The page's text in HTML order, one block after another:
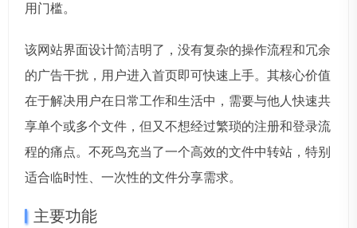
用门槛。
该网站界面设计简洁明了，没有复杂的操作流程和冗余
的广告干扰，用户进入首页即可快速上手。其核心价值
在于解决用户在日常工作和生活中，需要与他人快速共
享单个或多个文件，但又不想经过繁琐的注册和登录流
程的痛点。不死鸟充当了一个高效的文件中转站，特别
适合临时性、一次性的文件分享需求。
主要功能